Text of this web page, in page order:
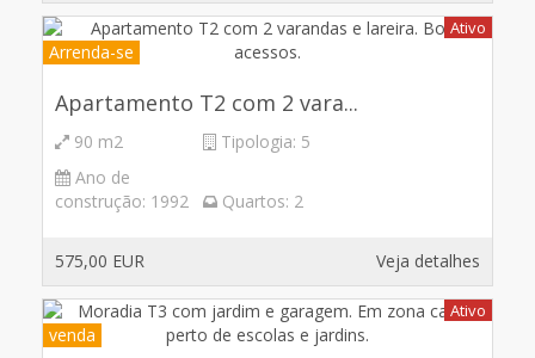
Ativo
Arrenda-se
Apartamento T2 com 2 vara...
90 m2 Tipologia: 5
Ano de
construção: 1992 Quartos: 2
575,00 EUR Veja detalhes
Ativo
venda